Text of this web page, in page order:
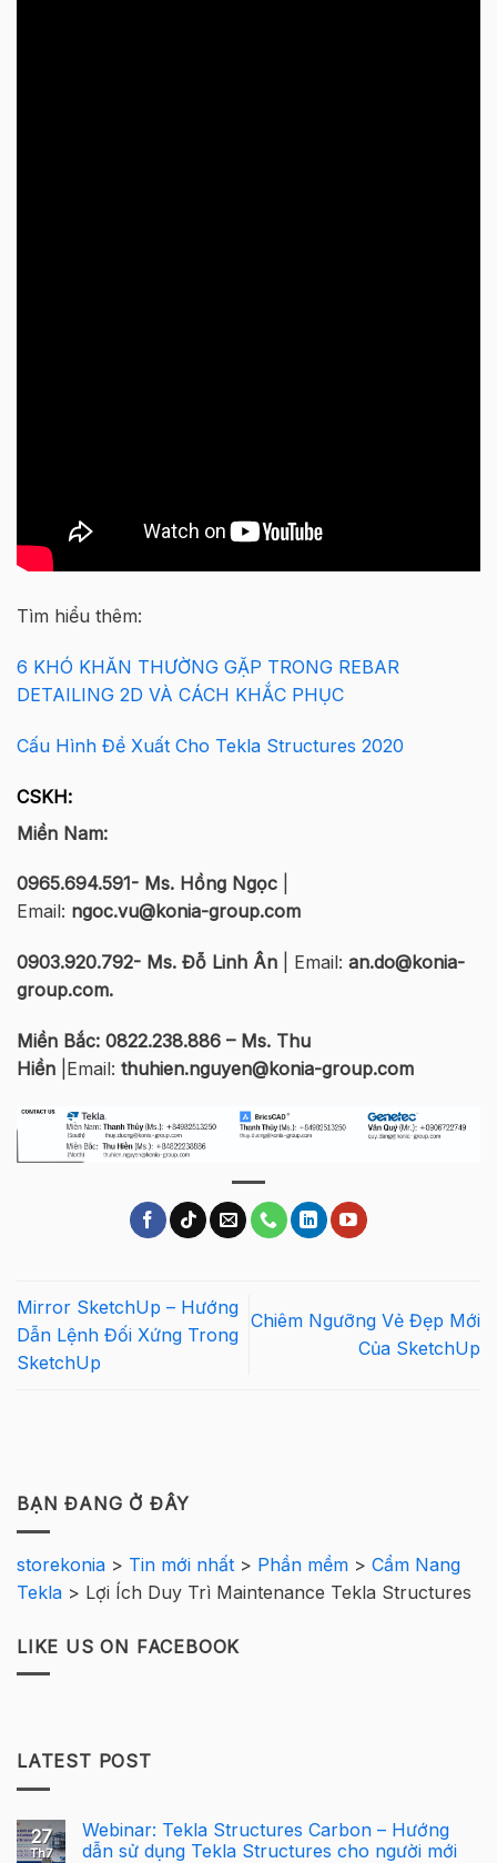
Tìm hiểu thêm:
6 KHÓ KHĂN THƯỜNG GẶP TRONG REBAR
DETAILING 2D VÀ CÁCH KHẮC PHỤC
Cấu Hình Đề Xuất Cho Tekla Structures 2020
CSKH:
Miền Nam:
0965.694.591- Ms. Hồng Ngọc
Email: ngoc.vu@konia-group.com
0903.920.792- Ms. Đỗ Linh Ân | Email: an.do@konia-
group.com.
Miền Bắc: 0822.238.886 – Ms. Thu
Hiền |Email: thuhien.nguyen@konia-group.com
Mirror SketchUp – Hướng
Dẫn Lệnh Đối Xứng Trong
SketchUp
Chiêm Ngưỡng Vẻ Đẹp Mới
Của SketchUp
BẠN ĐANG Ở ĐÂY
storekonia > Tin mới nhất > Phần mềm > Cẩm Nang
Tekla > Lợi Ích Duy Trì Maintenance Tekla Structures
LIKE US ON FACEBOOK
LATEST POST
27
Th7
Webinar: Tekla Structures Carbon – Hướng
dẫn sử dụng Tekla Structures cho người mới